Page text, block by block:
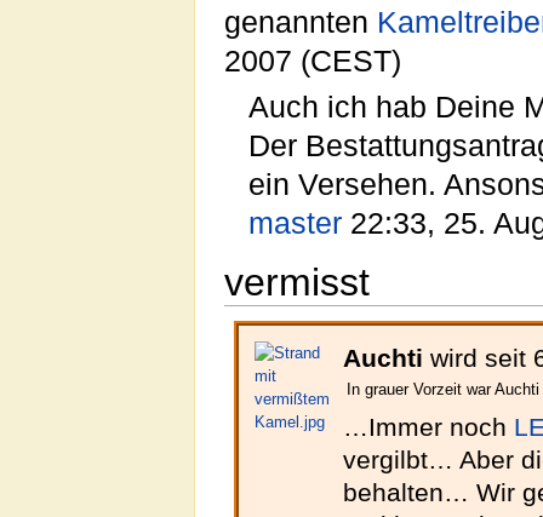
genannten
2007 (CEST)
Auch ich hab Deine
Der
ein Versehen.
master 22:33, 25.
vermisst
Auchti wird seit
In grauer Vorzeit war
…Immer noch
vergilbt… Aber
behalten… Wir